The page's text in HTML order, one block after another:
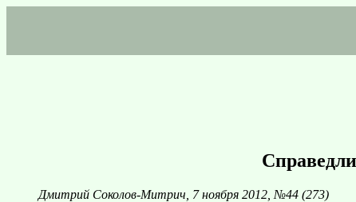
Дмитрий Соколов-Митрич, 7 ноября 2012, №44 (273)